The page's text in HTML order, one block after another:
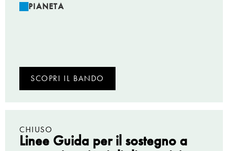
PIANETA
SCOPRI IL BANDO
CHIUSO
Linee Guida per il sostegno a